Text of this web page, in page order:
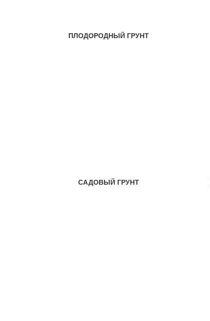
ПЛОДОРОДНЫЙ ГРУНТ
САДОВЫЙ ГРУНТ